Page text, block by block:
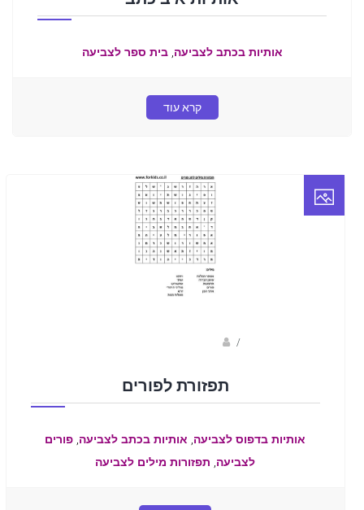
אותיות בכתב לצביעה,בית ספר לצביעה
קרא עוד
/
תפזורת לפורים
אותיות בדפוס לצביעה, אותיות בכתב לצביעה, פורים
לצביעה, תפזורות מילים לצביעה